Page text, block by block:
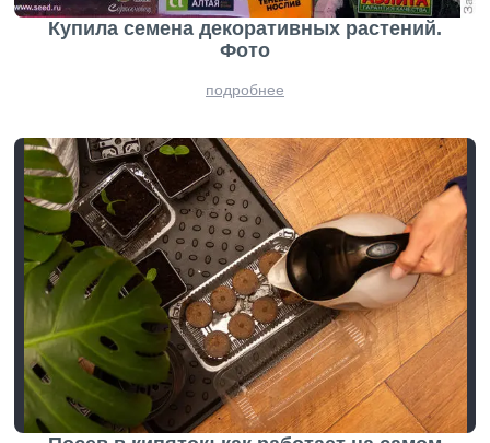
Купила семена декоративных растений.
Фото
подробнее